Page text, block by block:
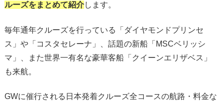
ルーズをまとめて紹介します。
毎年通年クルーズを行っている「ダイヤモンドプリンセ
ス」や「コスタセレーナ」、話題の新船「MSCベリッシ
マ」、また世界一有名な豪華客船「クイーンエリザベス」
も来航。
GWに催行される日本発着クルーズ全コースの航路・料金な